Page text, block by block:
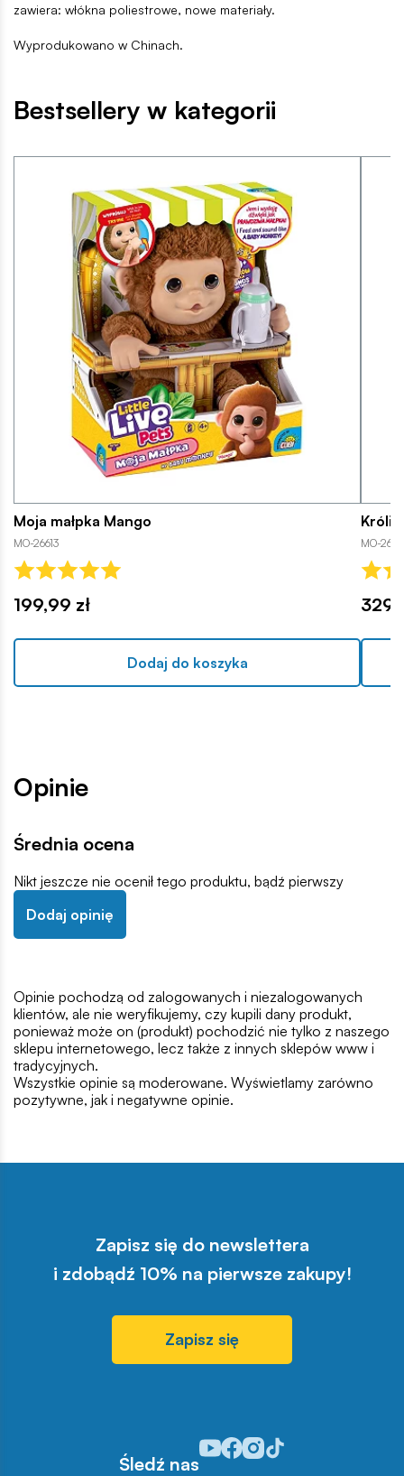
zawiera: włókna poliestrowe, nowe materiały.
Wyprodukowano w Chinach.
Bestsellery w kategorii
Moja małpka Mango
MO-26613
199,99 zł
Dodaj do koszyka
MO-
Opinie
Średnia ocena
Nikt jeszcze nie ocenił tego produktu, bądź pierwszy
Dodaj opinię
Opinie pochodzą od zalogowanych i niezalogowanych
klientów, ale nie weryfikujemy, czy kupili dany produkt,
ponieważ może on (produkt) pochodzić nie tylko z naszego
sklepu internetowego, lecz także z innych sklepów www i
tradycyjnych.
Wszystkie opinie są moderowane. Wyświetlamy zarówno
pozytywne, jak i negatywne opinie.
Zapisz się do newslettera
i zdobądź 10% na pierwsze zakupy!
Zapisz się
Śledź nas
Odwiedź nasz profil w serwisie
Odwiedź nasz profil w
Odwiedź nasz profil w
Odwiedź nasz profil w